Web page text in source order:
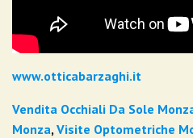
www.otticabarzaghi.it
Vendita Occhiali Da Sole
Monza, Visite Optometriche